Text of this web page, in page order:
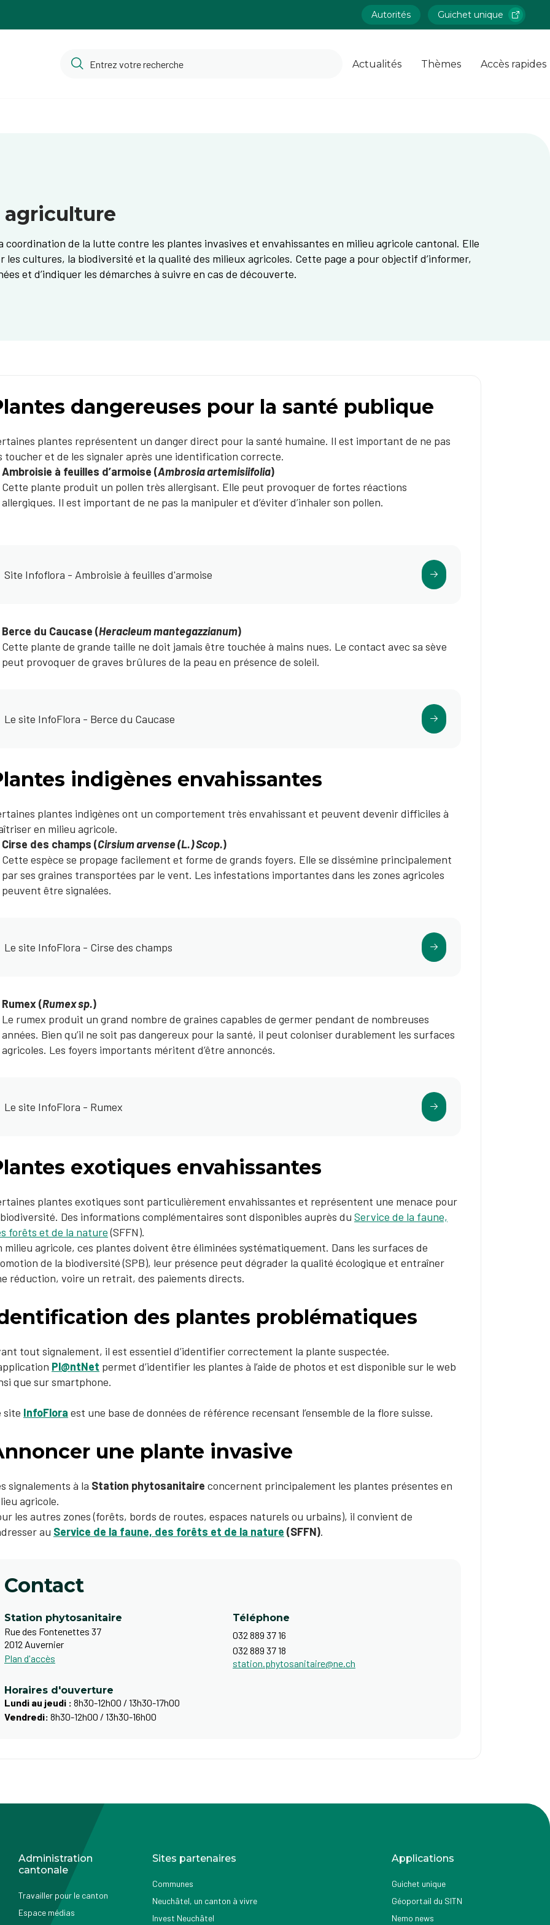
Autorités Guichet unique
Actualités Thèmes Accès rapides
agriculture
de la lutte contre les plantes invasives et envahissantes en milieu agricole cantonal. Elle
cultures, la biodiversité et la qualité des milieux agricoles. Cette page a pour objectif d’informer,
et d’indiquer les démarches à suivre en cas de découverte.
dangereuses pour la santé publique
plantes représentent un danger direct pour la santé humaine. Il est important de ne pas
toucher et de les signaler après une identification correcte.
Ambroisie à feuilles d’armoise (Ambrosia artemisiifolia)
Cette plante produit un pollen très allergisant. Elle peut provoquer de fortes réactions
allergiques. Il est important de ne pas la manipuler et d’éviter d’inhaler son pollen.
Site Infoflora - Ambroisie à feuilles d'armoise
Berce du Caucase (Heracleum mantegazzianum)
Cette plante de grande taille ne doit jamais être touchée à mains nues. Le contact avec sa sève
peut provoquer de graves brûlures de la peau en présence de soleil.
Le site InfoFlora - Berce du Caucase
indigènes envahissantes
plantes indigènes ont un comportement très envahissant et peuvent devenir difficiles à
en milieu agricole.
Cirse des champs (Cirsium arvense (L.) Scop.)
Cette espèce se propage facilement et forme de grands foyers. Elle se dissémine principalement
par ses graines transportées par le vent. Les infestations importantes dans les zones agricoles
peuvent être signalées.
Le site InfoFlora - Cirse des champs
Rumex (Rumex sp.)
Le rumex produit un grand nombre de graines capables de germer pendant de nombreuses
années. Bien qu’il ne soit pas dangereux pour la santé, il peut coloniser durablement les surfaces
agricoles. Les foyers importants méritent d’être annoncés.
Le site InfoFlora - Rumex
exotiques envahissantes
plantes exotiques sont particulièrement envahissantes et représentent une menace pour
Des informations complémentaires sont disponibles auprès du Service de la faune,
forêts et de la nature(SFFN).
milieu agricole, ces plantes doivent être éliminées systématiquement. Dans les surfaces de
de la biodiversité (SPB), leur présence peut dégrader la qualité écologique et entraîner
réduction, voire un retrait, des paiements directs.
des plantes problématiques
tout signalement, il est essentiel d’identifier correctement la plante suspectée.
Pl@ntNet permet d’identifier les plantes à l’aide de photos et est disponible sur le web
que sur smartphone.
site InfoFlora est une base de données de référence recensant l’ensemble de la flore suisse.
une plante invasive
signalements à la Station phytosanitaire concernent principalement les plantes présentes en
agricole.
les autres zones (forêts, bords de routes, espaces naturels ou urbains), il convient de
au Service de la faune, des forêts et de la nature (SFFN).
Contact
Station phytosanitaire
Rue des Fontenettes 37
2012 Auvernier
Plan d'accès
Téléphone
032 889 37 16
032 889 37 18
station.phytosanitaire@ne.ch
Horaires d'ouverture
Lundi au jeudi : 8h30-12h00 / 13h30-17h00
Vendredi: 8h30-12h00 / 13h30-16h00
Administration
cantonale
Travailler pour le canton
Espace médias
Sites partenaires
Communes
Neuchâtel, un canton à vivre
Invest Neuchâtel
Applications
Guichet unique
Géoportail du SITN
Nemo news